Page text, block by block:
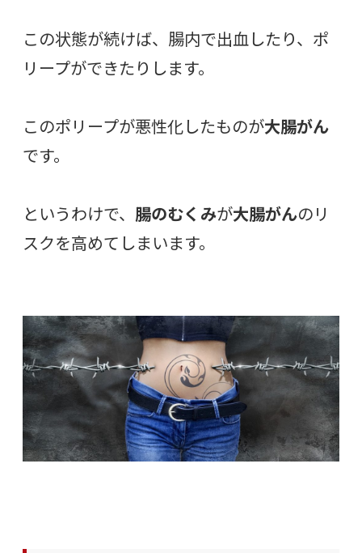
この状態が続けば、腸内で出血したり、ポ
リープができたりします。
このポリープが悪性化したものが大腸がん
です。
というわけで、 腸のむくみが大腸がんのリ
スクを高めてしまいます。